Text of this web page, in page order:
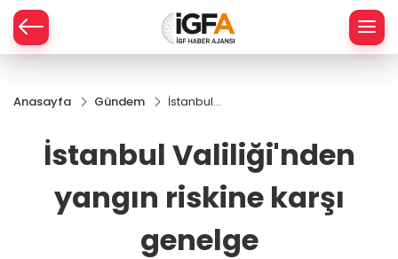
Anasayfa Gündem
İstanbul
riskine karşı
İstanbul Valiliği'nden
yangın riskine karşı
genelge